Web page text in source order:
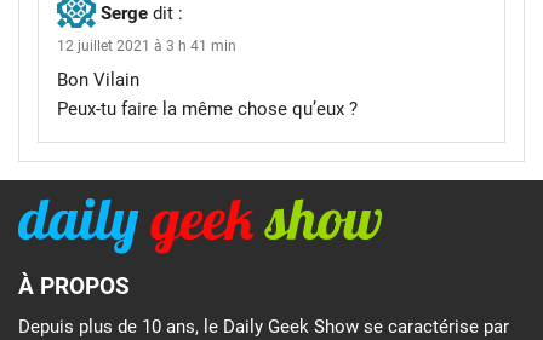
Serge dit :
12 juillet 2021 à 3 h 41 min
Bon Vilain
Peux-tu faire la même chose qu’eux ?
À PROPOS
Depuis plus de 10 ans, le Daily Geek Show se caractérise par